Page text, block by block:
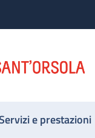
e prestazioni